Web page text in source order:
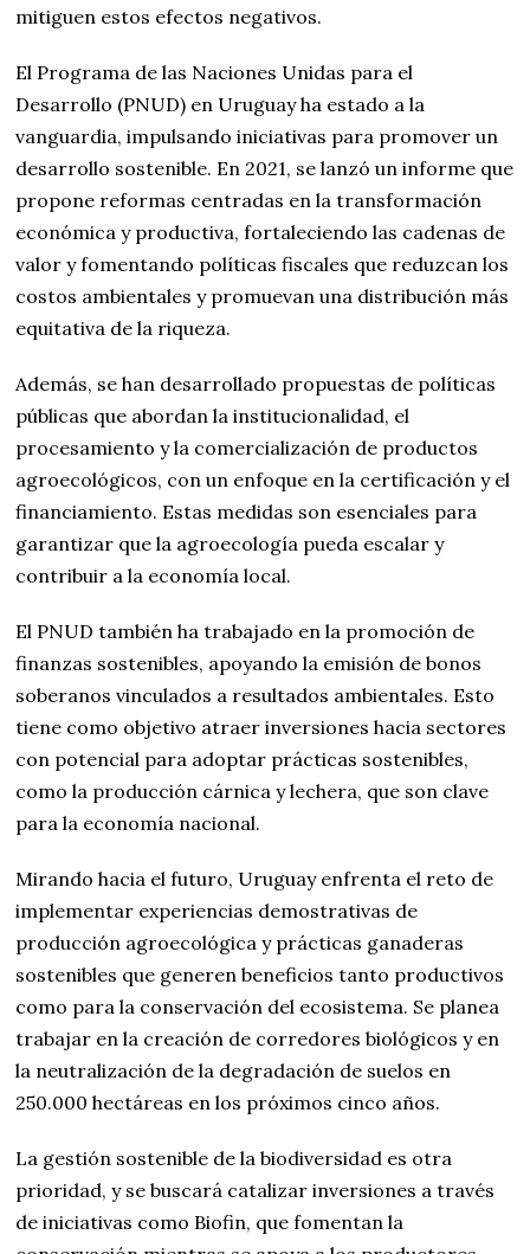
mitiguen estos efectos negativos.
El Programa de las Naciones Unidas para el
Desarrollo (PNUD) en Uruguay ha estado a la
vanguardia, impulsando iniciativas para promover un
desarrollo sostenible. En 2021, se lanzó un informe que
propone reformas centradas en la transformación
económica y productiva, fortaleciendo las cadenas de
valor y fomentando políticas fiscales que reduzcan los
costos ambientales y promuevan una distribución más
equitativa de la riqueza.
Además, se han desarrollado propuestas de políticas
públicas que abordan la institucionalidad, el
procesamiento y la comercialización de productos
agroecológicos, con un enfoque en la certificación y el
financiamiento. Estas medidas son esenciales para
garantizar que la agroecología pueda escalar y
contribuir a la economía local.
El PNUD también ha trabajado en la promoción de
finanzas sostenibles, apoyando la emisión de bonos
soberanos vinculados a resultados ambientales. Esto
tiene como objetivo atraer inversiones hacia sectores
con potencial para adoptar prácticas sostenibles,
como la producción cárnica y lechera, que son clave
para la economía nacional.
Mirando hacia el futuro, Uruguay enfrenta el reto de
implementar experiencias demostrativas de
producción agroecológica y prácticas ganaderas
sostenibles que generen beneficios tanto productivos
como para la conservación del ecosistema. Se planea
trabajar en la creación de corredores biológicos y en
la neutralización de la degradación de suelos en
250.000 hectáreas en los próximos cinco años.
La gestión sostenible de la biodiversidad es otra
prioridad, y se buscará catalizar inversiones a través
de iniciativas como Biofin, que fomentan la